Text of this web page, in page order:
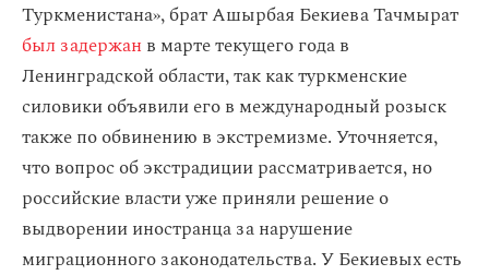
Туркменистана», брат Ашырбая Бекиева Тачмырат
был задержан в марте текущего года в
Ленинградской области, так как туркменские
силовики объявили его в международный розыск
также по обвинению в экстремизме. Уточняется,
что вопрос об экстрадиции рассматривается, но
российские власти уже приняли решение о
выдворении иностранца за нарушение
миграционного законодательства. У Бекиевых есть